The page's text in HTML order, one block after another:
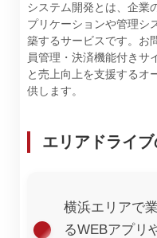
システム開発とは、企業
プリケーションや管理シ
築するサービスです。お
員管理・決済機能付きサ
と売上向上を支援するオ
供します。
エリアドライ
横浜エリアで
るWEBアプリ